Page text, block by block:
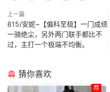
上一篇
815/安妮~【偏科至极】一门成绩
一骑绝尘，另外两门联手都比不
过，主打一个极端不均衡。
猜你喜欢
荐